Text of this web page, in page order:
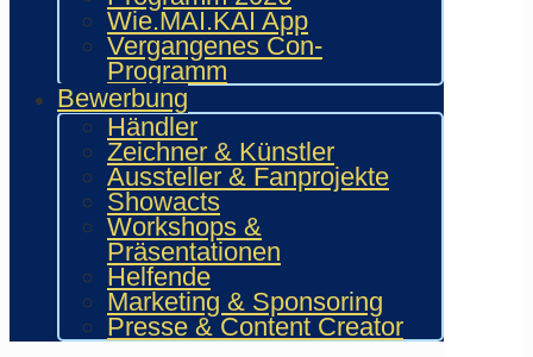
Wie.MAI.KAI App
Vergangenes Con-
Programm
Bewerbung
Händler
Zeichner & Künstler
Aussteller & Fanprojekte
Showacts
Workshops &
Präsentationen
Helfende
Marketing & Sponsoring
Presse & Content Creator